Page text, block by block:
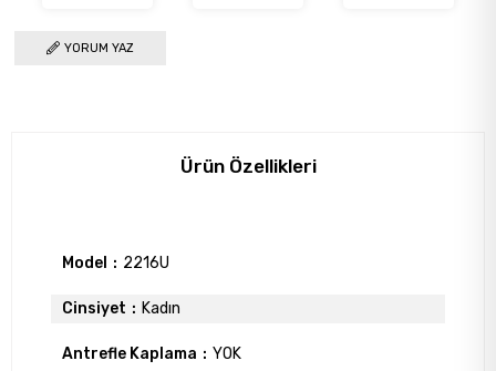
YORUM YAZ
Ürün Özellikleri
Model 2216U
Cinsiyet Kadın
Antrefle Kaplama YOK